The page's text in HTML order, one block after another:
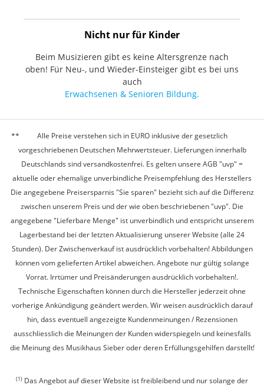
Nicht nur für Kinder
Beim Musizieren gibt es keine Altersgrenze nach
oben! Für Neu-, und Wieder-Einsteiger gibt es bei uns
auch
Erwachsenen & Senioren Bildung.
Alle Preise verstehen sich in EURO inklusive der gesetzlich
vorgeschriebenen Deutschen Mehrwertsteuer. Lieferungen innerhalb
Deutschlands sind versandkostenfrei. Es gelten unsere AGB "uvp" =
aktuelle oder ehemalige unverbindliche Preisempfehlung des Herstellers
Die angegebene Preisersparnis "Sie sparen" bezieht sich auf die Differenz
zwischen unserem Preis und der wie oben beschriebenen "uvp". Die
angegebene "Lieferbare Menge" ist unverbindlich und entspricht unserem
Lagerbestand bei der letzten Aktualisierung unserer Website (alle 24
Stunden). Der Zwischenverkauf ist ausdrücklich vorbehalten! Abbildungen
können vom gelieferten Artikel abweichen. Angebote nur gültig solange
Vorrat. Irrtümer und Preisänderungen ausdrücklich vorbehalten!.
Technische Eigenschaften können durch die Hersteller jederzeit ohne
vorherige Ankündigung geändert werden. Wir weisen ausdrücklich darauf
hin, dass eventuell angezeigte Kundenmeinungen / Rezensionen
ausschliesslich die Meinungen der Kunden widerspiegeln und keinesfalls
die Meinung des Musikhaus Sieber oder deren Erfüllungsgehilfen darstellt!
(1) Das Angebot auf dieser Website ist freibleibend und nur solange der